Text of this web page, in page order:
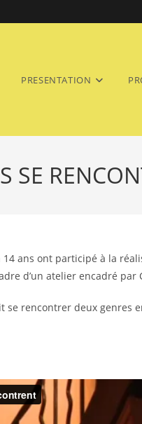
PRESENTATION
SE
ans ont participé à la
d’un atelier encadré par
rencontrer deux genres